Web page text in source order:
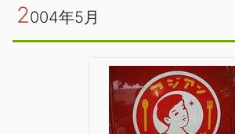
2004年5月